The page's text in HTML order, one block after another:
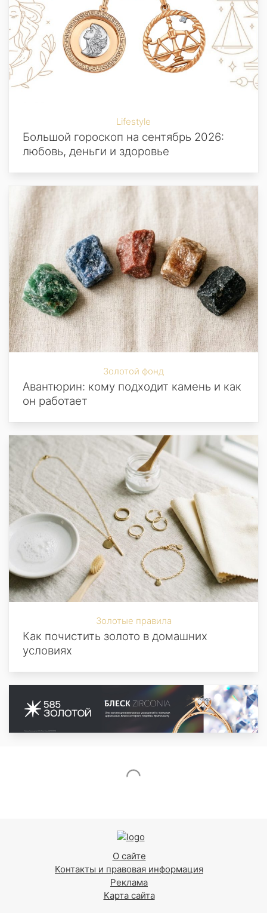
Lifestyle
Большой гороскоп на сентябрь 2026:
любовь, деньги и здоровье
Золотой фонд
Авантюрин: кому подходит камень и как
он работает
Золотые правила
Как почистить золото в домашних
условиях
О сайте
Контакты и правовая информация
Реклама
Карта сайта